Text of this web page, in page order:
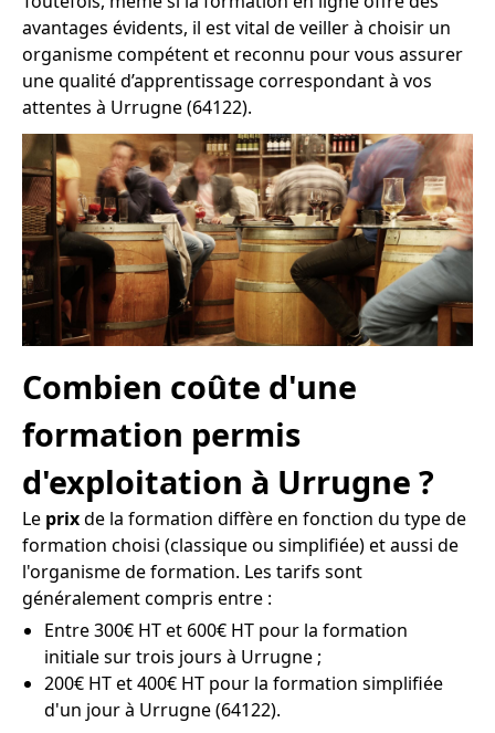
avantages évidents, il est vital de veiller à choisir un
organisme compétent et reconnu pour vous assurer
une qualité d’apprentissage correspondant à vos
attentes à Urrugne (64122).
Combien coûte d'une
formation permis
d'exploitation à Urrugne ?
Le prixde la formation diffère en fonction du type de
formation choisi (classique ou simplifiée) et aussi de
l'organisme de formation. Les tarifs sont
généralement compris entre :
Entre 300€ HT et 600€ HT pour la formation
initiale sur trois jours à Urrugne ;
200€ HT et 400€ HT pour la formation simplifiée
d'un jour à Urrugne (64122).